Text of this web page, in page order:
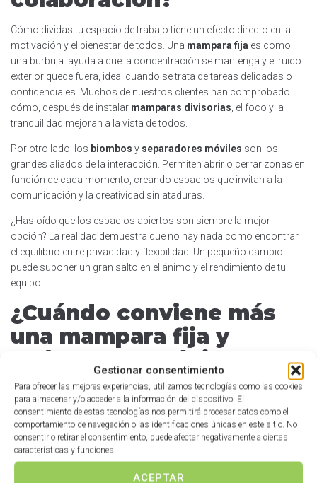
Gestionar consentimiento
Para ofrecer las mejores experiencias, utilizamos tecnologías como las cookies
para almacenar y/o acceder a la información del dispositivo. El
consentimiento de estas tecnologías nos permitirá procesar datos como el
comportamiento de navegación o las identificaciones únicas en este sitio. No
consentir o retirar el consentimiento, puede afectar negativamente a ciertas
características y funciones.
ACEPTAR
Cómo dividas tu espacio de trabajo tiene un efecto directo en la
motivación y el bienestar de todos. Una mampara fija es como
una burbuja: ayuda a que la concentración se mantenga y el ruido
exterior quede fuera, ideal cuando se trata de tareas delicadas o
confidenciales. Muchos de nuestros clientes han comprobado
cómo, después de instalar mamparas divisorias , el foco y la
tranquilidad mejoran a la vista de todos.
Por otro lado, los biombos y separadores móviles son los
grandes aliados de la interacción. Permiten abrir o cerrar zonas en
función de cada momento, creando espacios que invitan a la
comunicación y la creatividad sin ataduras.
¿Has oído que los espacios abiertos son siempre la mejor
opción? La realidad demuestra que no hay nada como encontrar
el equilibrio entre privacidad y flexibilidad. Un pequeño cambio
puede suponer un gran salto en el ánimo y el rendimiento de tu
equipo.
¿Cuándo conviene más
una mampara fija y
cuándo una móvil?
Mamparas fijas:
Cuando necesitas privacidad continua, salas de juntas,
despachos, oficinas ejecutivas.
Si buscas un entorno estable y exclusivo para ciertas tareas o